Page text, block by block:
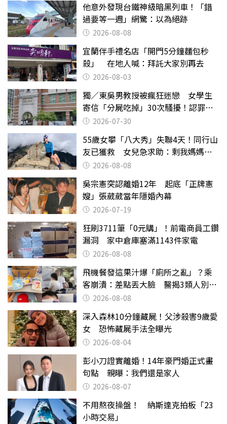
他意外發現台鐵神級暗黑列車！「錯
過要等一週」網驚：以為絕跡
2026-08-08
宜蘭伴手禮名店「開門5分鐘麵包秒
殺」 在地人喊：拜託大家別再去
2026-08-03
獨／東吳男教授被瘋狂迷戀 女學生
寄信「分屍吃掉」30次騷擾！認罪免
關 2026-07-30
55歲女攀「八大秀」失聯4天！同行山
友已獲救 女兒急求助：剩我媽媽還
沒找到
2026-08-08
吳宗憲突認離婚12年 起底「正牌憲
嫂」張葳葳當年隱婚內幕
2026-07-19
狂刷3711筆「0元購」！前電商員工鑽
漏洞 家中倉庫塞滿1143件家電
2026-08-08
飛機餐發這果汁爆「廁所之亂」？乘
客崩潰：差點丟大臉 醫揭3類人別亂
喝 2026-08-08
深入森林10分鐘藏屍！父涉殺害9歲愛
女 恐怖藏屍手法全曝光
2026-08-04
彭小刀證實離婚！14年豪門婚正式畫
句點 親曝：我們還是家人
2026-08-07
不用熬夜操盤！ 納斯達克拍板「23
小時交易」